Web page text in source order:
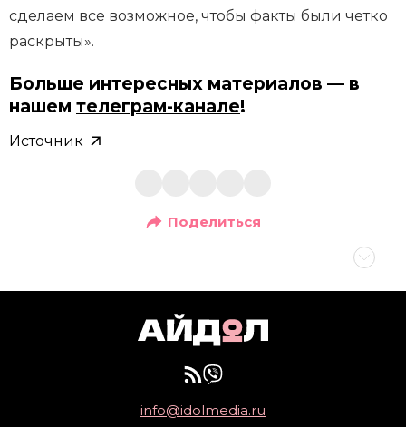
сделаем все возможное, чтобы факты были четко
раскрыты».
Больше интересных материалов — в
нашем телеграм-канале!
Источник
Поделиться
info@idolmedia.ru